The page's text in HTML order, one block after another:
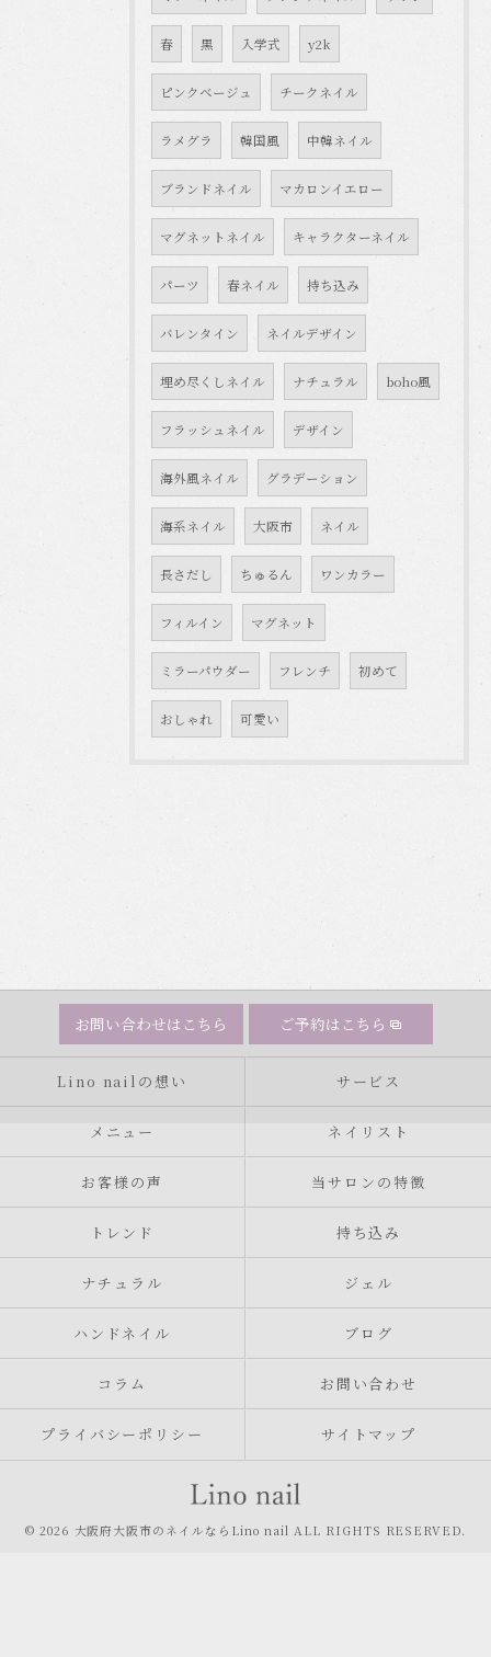
春 黒 入学式 y2k
ピンクベージュ チークネイル
ラメグラ 韓国風 中韓ネイル
ブランドネイル マカロンイエロー
マグネットネイル キャラクターネイル
パーツ 春ネイル 持ち込み
バレンタイン ネイルデザイン
埋め尽くしネイル ナチュラル boho風
フラッシュネイル デザイン
海外風ネイル グラデーション
海系ネイル 大阪市 ネイル
長さだし ちゅるん ワンカラー
フィルイン マグネット
ミラーパウダー フレンチ 初めて
おしゃれ 可愛い
お問い合わせはこちら ご予約はこちら
Lino nailの想い サービス
メニュー ネイリスト
お客様の声 当サロンの特徴
トレンド 持ち込み
ナチュラル ジェル
ハンドネイル ブログ
コラム お問い合わせ
プライバシーポリシー サイトマップ
© 2026 大阪府大阪市のネイルならLino nail ALL RIGHTS RESERVED.